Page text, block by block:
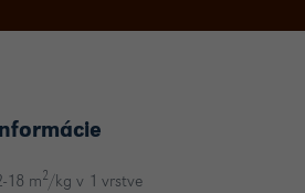
18 m2/kg v 1 vrstve